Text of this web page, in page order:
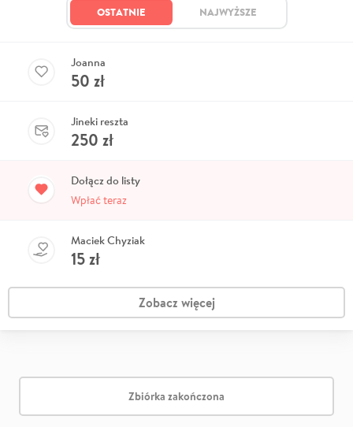
OSTATNIE NAJWYŻSZE
Joanna
50 zł
Jineki reszta
250 zł
Dołącz do listy
Wpłać teraz
Maciek Chyziak
15zł
Zobacz więcej
Zbiórka zakończona